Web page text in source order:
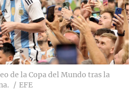
de la Copa del Mundo tras la
EFE